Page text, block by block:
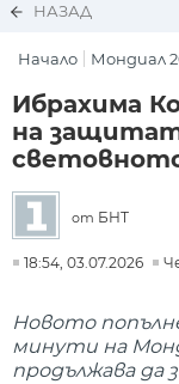
НАЗАД
Начало Мондиал
Ибрахима
на
от БНТ
18:54, 03.07.2026
Новото
минути на
продължава да